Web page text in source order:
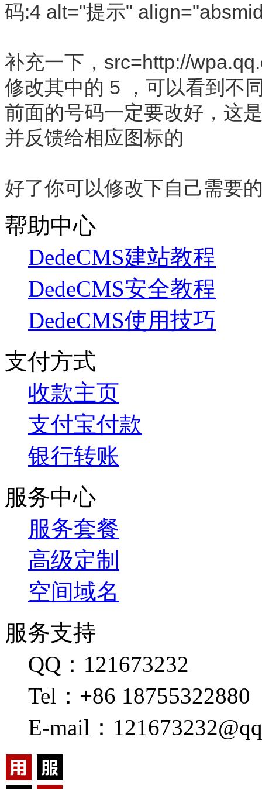
码:4 alt="提示"
补充一下，src=http://
修改其中的 5 ，可以看到不
前面的号码一定要改好，这
并反馈给相应图标的
好了你可以修改下自己需要
帮助中心
DedeCMS建站教程
DedeCMS安全教程
DedeCMS使用技巧
支付方式
收款主页
支付宝付款
银行转账
服务中心
服务套餐
高级定制
空间域名
服务支持
QQ：121673232
Tel：+86 18755322880
E-mail：